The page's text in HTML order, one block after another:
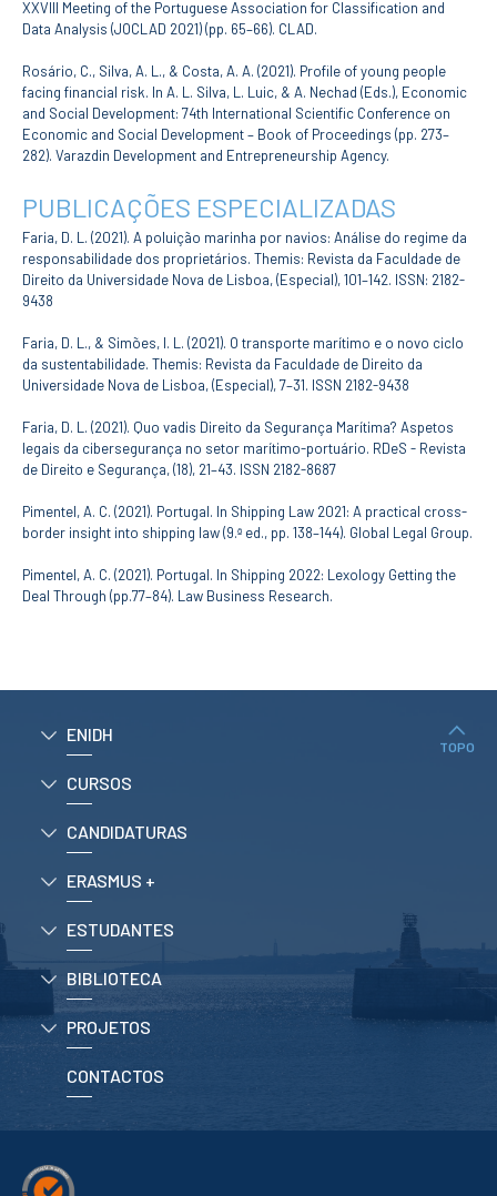
XXVIII Meeting of the Portuguese Association for Classification and
Data Analysis (JOCLAD 2021) (pp. 65–66). CLAD.
Rosário, C., Silva, A. L., & Costa, A. A. (2021). Profile of young people
facing financial risk. In A. L. Silva, L. Luic, & A. Nechad (Eds.), Economic
and Social Development: 74th International Scientific Conference on
Economic and Social Development – Book of Proceedings (pp. 273–
282). Varazdin Development and Entrepreneurship Agency.
PUBLICAÇÕES ESPECIALIZADAS
Faria, D. L. (2021). A poluição marinha por navios: Análise do regime da
responsabilidade dos proprietários. Themis: Revista da Faculdade de
Direito da Universidade Nova de Lisboa, (Especial), 101–142. ISSN: 2182-
9438
Faria, D. L., & Simões, I. L. (2021). O transporte marítimo e o novo ciclo
da sustentabilidade. Themis: Revista da Faculdade de Direito da
Universidade Nova de Lisboa, (Especial), 7–31. ISSN 2182-9438
Faria, D. L. (2021). Quo vadis Direito da Segurança Marítima? Aspetos
legais da cibersegurança no setor marítimo-portuário. RDeS - Revista
de Direito e Segurança, (18), 21–43. ISSN 2182-8687
Pimentel, A. C. (2021). Portugal. In Shipping Law 2021: A practical cross-
border insight into shipping law (9.ª ed., pp. 138–144). Global Legal Group.
Pimentel, A. C. (2021). Portugal. In Shipping 2022: Lexology Getting the
Deal Through (pp.77–84). Law Business Research.
ENIDH
CURSOS
CANDIDATURAS
ERASMUS +
ESTUDANTES
BIBLIOTECA
PROJETOS
CONTACTOS
TOPO